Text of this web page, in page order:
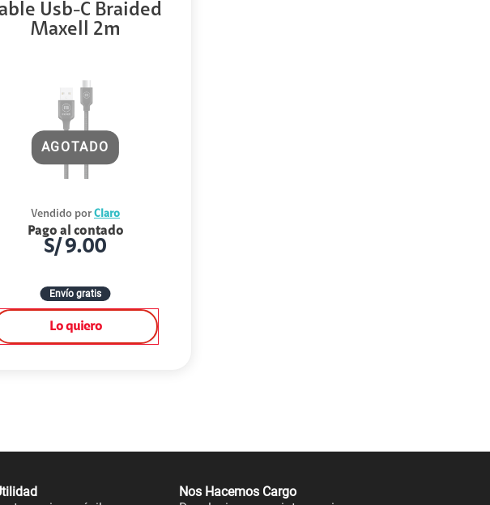
Usb-C Braided
Maxell 2m
AGOTADO
Vendido por Claro
Pago al contado
S/ 9.00
Envío gratis
Lo quiero
Nos Hacemos Cargo